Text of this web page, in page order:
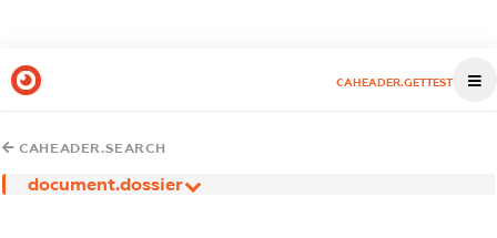
CAHEADER.GETTEST
CAHEADER.SEARCH
document.dossier